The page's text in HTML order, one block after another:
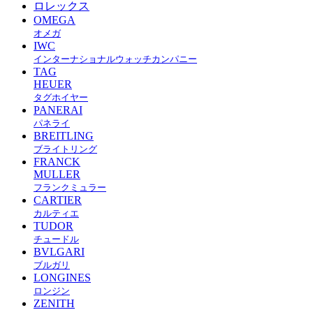
ロレックス
OMEGA
オメガ
IWC
インターナショナルウォッチカンパニー
TAG
HEUER
タグホイヤー
PANERAI
パネライ
BREITLING
ブライトリング
FRANCK
MULLER
フランクミュラー
CARTIER
カルティエ
TUDOR
チュードル
BVLGARI
ブルガリ
LONGINES
ロンジン
ZENITH